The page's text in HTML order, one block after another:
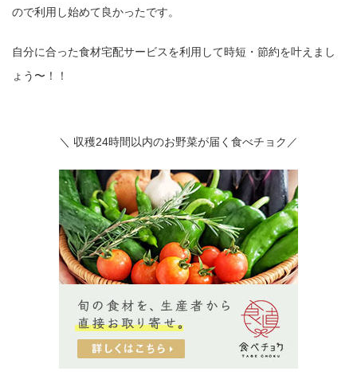
ので利用し始めて良かったです。
自分に合った食材宅配サービスを利用して時短・節約を叶えまし
ょう〜！！
＼ 収穫24時間以内のお野菜が届く食べチョク／